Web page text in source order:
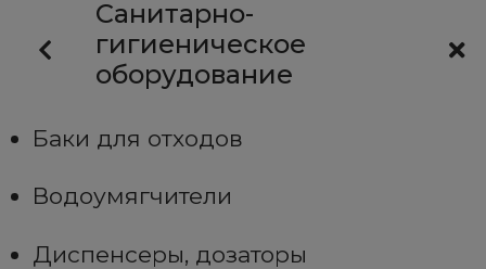
Санитарно-
гигиеническое
оборудование
Баки для отходов
Водоумягчители
Диспенсеры, дозаторы